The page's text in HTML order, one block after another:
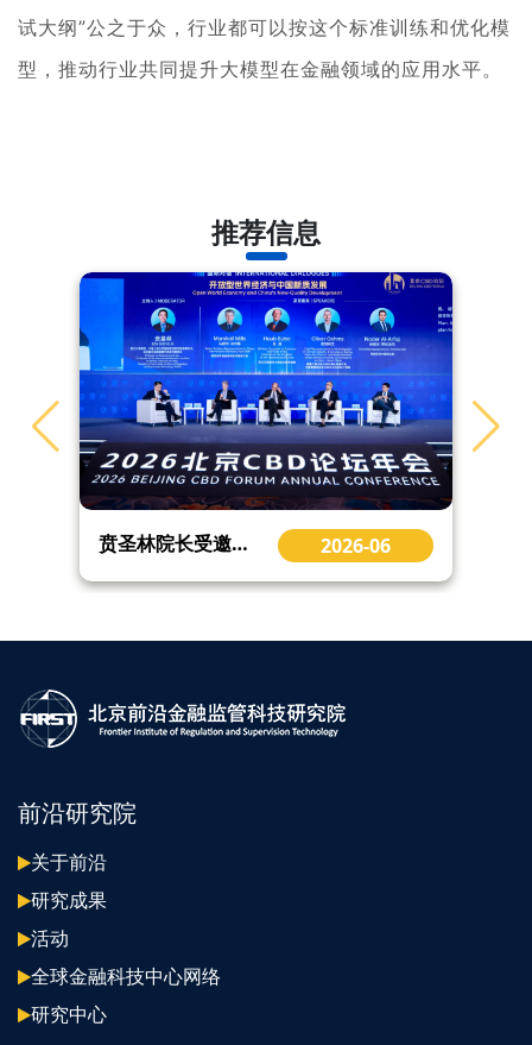
试大纲”公之于众，行业都可以按这个标准训练和优化模
型，推动行业共同提升大模型在金融领域的应用水平。
推荐信息
贲圣林院长受邀出席2026北京CBD论坛 共探全球经济与人工智能前沿发展 2026-06
前沿研究院
关于前沿
研究成果
活动
全球金融科技中心网络
研究中心